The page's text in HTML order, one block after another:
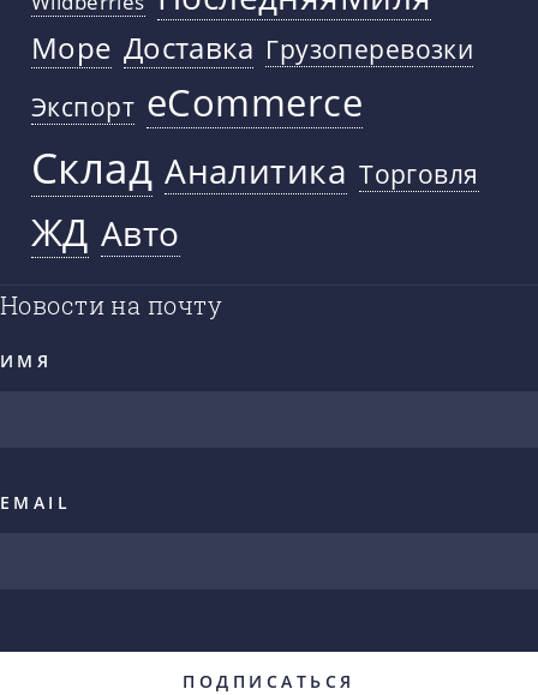
Море Доставка Грузоперевозки
Экспорт eCommerce
Склад Аналитика Торговля
ЖД Авто
Новости на почту
ИМЯ
EMAIL